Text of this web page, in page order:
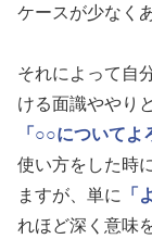
ケースが少なく
それによって自
ける面識ややり
「○○についてよ
使い方をした時
ますが、単に
「
れほど深く意味